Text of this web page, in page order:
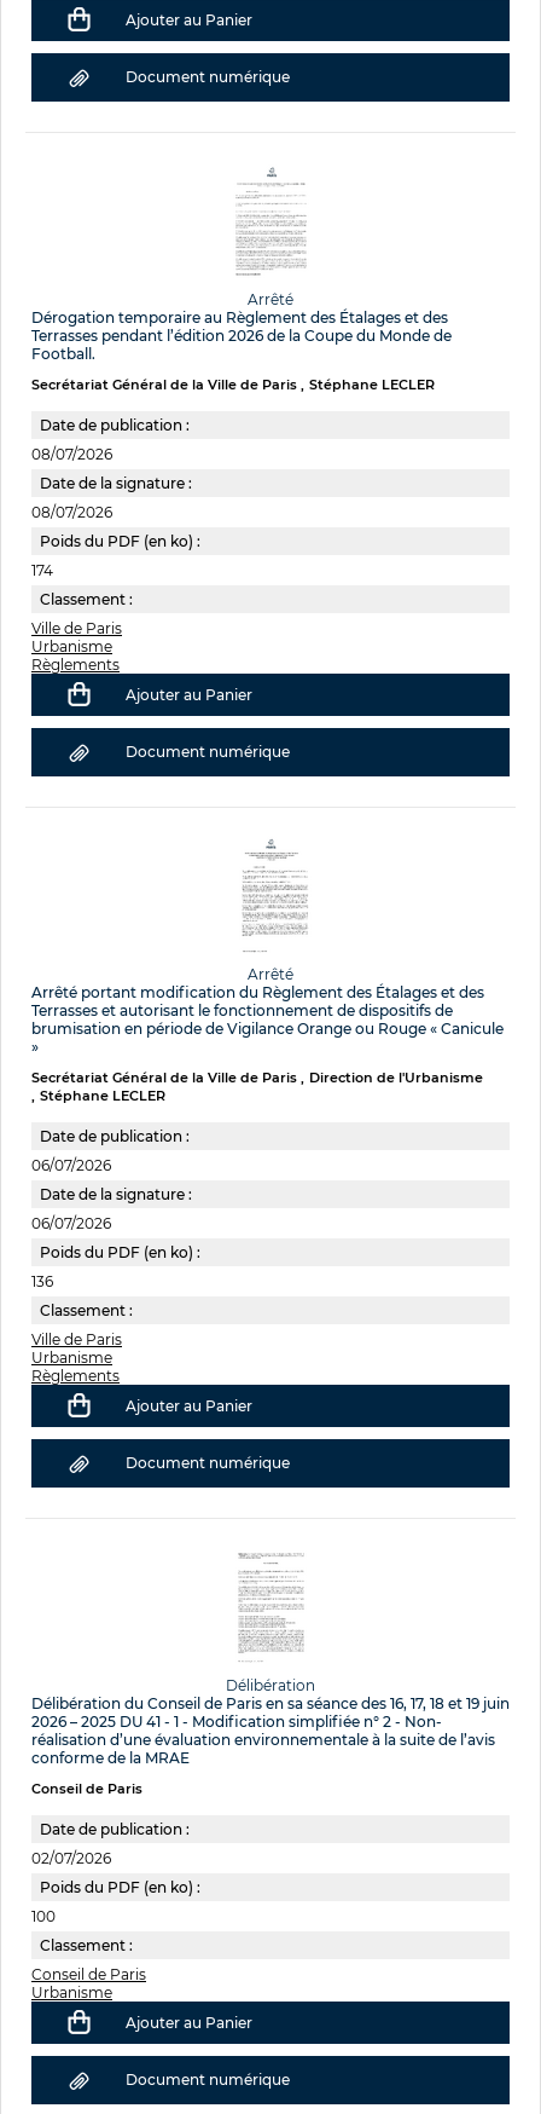
Ajouter au Panier
Document numérique
Arrêté
Dérogation temporaire au Règlement des Étalages et des
Terrasses pendant l’édition 2026 de la Coupe du Monde de
Football.
Secrétariat Général de la Ville de Paris Stéphane LECLER
Date de publication :
08/07/2026
Date de la signature :
08/07/2026
Poids du PDF (en ko) :
174
Classement :
Ville de Paris
Urbanisme
Règlements
Ajouter au Panier
Document numérique
Arrêté
Arrêté portant modification du Règlement des Étalages et des
Terrasses et autorisant le fonctionnement de dispositifs de
brumisation en période de Vigilance Orange ou Rouge « Canicule
»
Secrétariat Général de la Ville de Paris
Direction de l'Urbanisme
Stéphane LECLER
Date de publication :
06/07/2026
Date de la signature :
06/07/2026
Poids du PDF (en ko) :
136
Classement :
Ville de Paris
Urbanisme
Règlements
Ajouter au Panier
Document numérique
Délibération
Délibération du Conseil de Paris en sa séance des 16, 17, 18 et 19 juin
2026 – 2025 DU 41 - 1 - Modification simplifiée n° 2 - Non-
réalisation d’une évaluation environnementale à la suite de l’avis
conforme de la MRAE
Conseil de Paris
Date de publication :
02/07/2026
Poids du PDF (en ko) :
100
Classement :
Conseil de Paris
Urbanisme
Ajouter au Panier
Document numérique